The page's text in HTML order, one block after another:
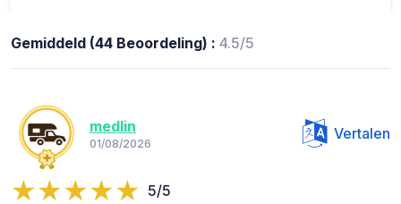
Gemiddeld (44 Beoordeling) : 4.5/5
medlin
01/08/2026
Vertalen
5/5